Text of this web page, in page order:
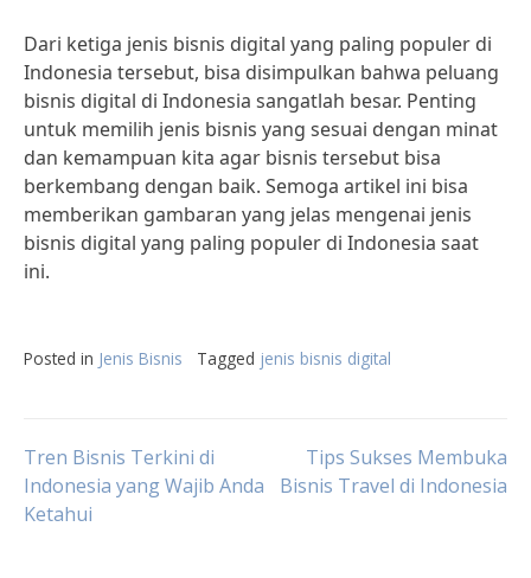
Dari ketiga jenis bisnis digital yang paling populer di
Indonesia tersebut, bisa disimpulkan bahwa peluang
bisnis digital di Indonesia sangatlah besar. Penting
untuk memilih jenis bisnis yang sesuai dengan minat
dan kemampuan kita agar bisnis tersebut bisa
berkembang dengan baik. Semoga artikel ini bisa
memberikan gambaran yang jelas mengenai jenis
bisnis digital yang paling populer di Indonesia saat
ini.
Posted in Jenis Bisnis Tagged jenis bisnis digital
Post
navigation
Tren Bisnis Terkini di
Indonesia yang Wajib Anda
Ketahui
Tips Sukses Membuka
Bisnis Travel di Indonesia